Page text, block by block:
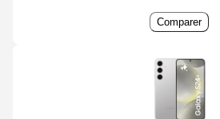
Comparer